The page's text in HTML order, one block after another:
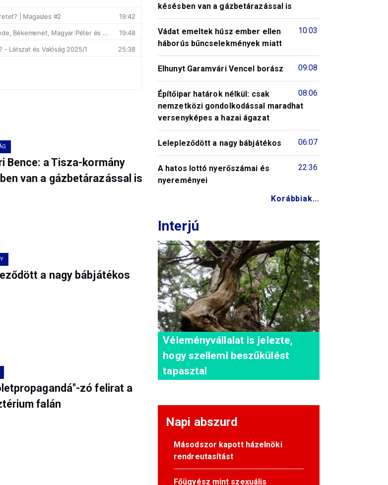
Bence: a Tisza-kormány
van a gázbetárazással is
a nagy bábjátékos
zó felirat a
falán
késésben van a gázbetárazással is
10:03
Vádat emeltek húsz ember ellen
háborús bűncselekmények miatt
09:08
Elhunyt Garamvári Vencel borász
08:06
Építőipar határok nélkül: csak
nemzetközi gondolkodással maradhat
versenyképes a hazai ágazat
06:07
Lelepleződött a nagy bábjátékos
22:36
A hatos lottó nyerőszámai és
nyereményei
Korábbiak...
Interjú
Véleményvállalat is jelezte,
hogy szellemi beszűkülést
tapasztal
Napi abszurd
Másodszor kapott házelnöki
rendreutasítást
Főügyész mint szexuális